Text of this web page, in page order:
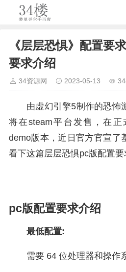
《层层恐惧》配置要
要求介绍
34资源网 2023-05-13
由虚幻引擎5制作的恐怖
将在steam平台发售，在
demo版本，近日官方官宣了
看下这篇层层恐惧pc版配置要
pc版配置要求介绍
最低配置:
需要 64 位处理器和操作